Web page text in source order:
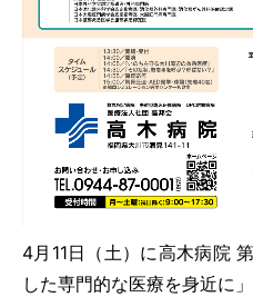
プライバシーポリシー
お問い合わせ
交通アクセス
4月11日（土）に高木病院
した専門的な医療を身近に